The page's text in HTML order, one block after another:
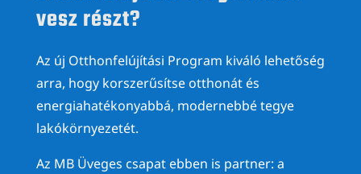
vesz részt?
Az új Otthonfelújítási Program kiváló lehetőség
arra, hogy korszerűsítse otthonát és
energiahatékonyabbá, modernebbé tegye
lakókörnyezetét.
Az MB Üveges csapat ebben is partner: a